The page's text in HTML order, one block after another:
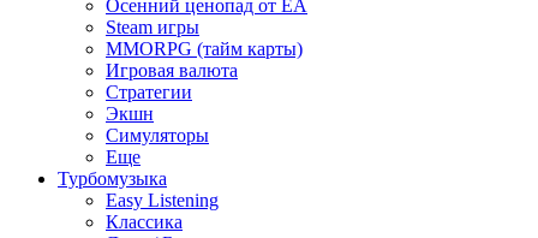
Осенний ценопад от EA
Steam игры
MMORPG (тайм карты)
Игровая валюта
Стратегии
Экшн
Симуляторы
Еще
Турбомузыка
Easy Listening
Классика